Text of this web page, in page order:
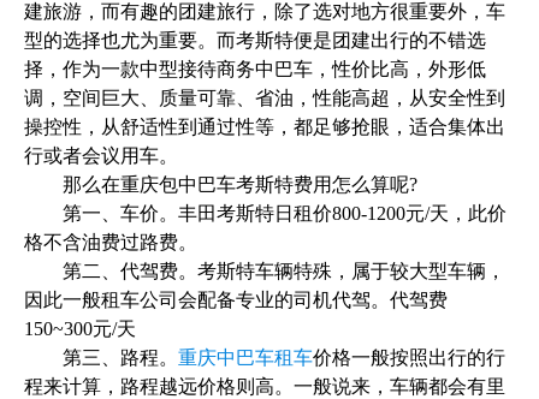
建旅游，而有趣的团建旅行，除了选对地方很重要外，车
型的选择也尤为重要。而考斯特便是团建出行的不错选
择，作为一款中型接待商务中巴车，性价比高，外形低
调，空间巨大、质量可靠、省油，性能高超，从安全性到
操控性，从舒适性到通过性等，都足够抢眼，适合集体出
行或者会议用车。
那么在重庆包中巴车考斯特费用怎么算呢?
第一、车价。丰田考斯特日租价800-1200元/天，此价
格不含油费过路费。
第二、代驾费。考斯特车辆特殊，属于较大型车辆，
因此一般租车公司会配备专业的司机代驾。代驾费
150~300元/天
第三、路程。 重庆中巴车租车价格一般按照出行的行
程来计算，路程越远价格则高。一般说来，车辆都会有里